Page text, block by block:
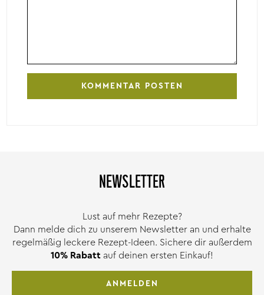
NEWSLETTER
Lust auf mehr Rezepte?
Dann melde dich zu unserem Newsletter an und erhalte
regelmäßig leckere Rezept-Ideen. Sichere dir außerdem
10% Rabatt auf deinen ersten Einkauf!
ANMELDEN